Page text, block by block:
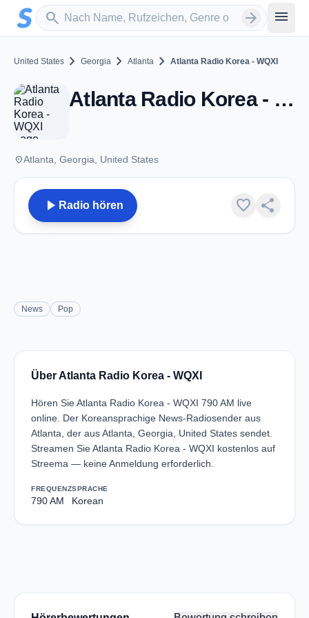
Zum Hauptinhalt springen
search
Sender suchen arrow_forward menu
United States chevron_right Georgia chevron_right Atlanta chevron_right Atlanta Radio Korea - WQXI
Atlanta Radio Korea - WQXI - AM 790 - Atlanta, GA
placeAtlanta, Georgia, United States
play_arrow Radio hören favorite share
News Pop
Über Atlanta Radio Korea - WQXI
Hören Sie Atlanta Radio Korea - WQXI 790 AM live
online. Der Koreansprachige News-Radiosender aus
Atlanta, der aus Atlanta, Georgia, United States sendet.
Streamen Sie Atlanta Radio Korea - WQXI kostenlos auf
Streema — keine Anmeldung erforderlich.
FREQUENZ
790 AM
SPRACHE
Korean